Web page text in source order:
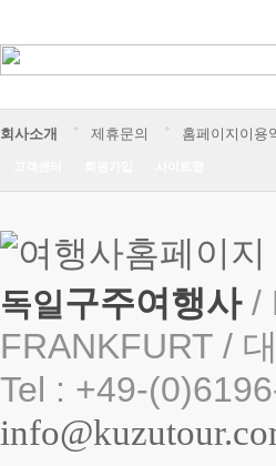
회사소개 제휴문의 홈페이지이용
독일 구주여행사/
FRANKFURT /
Tel : +49-